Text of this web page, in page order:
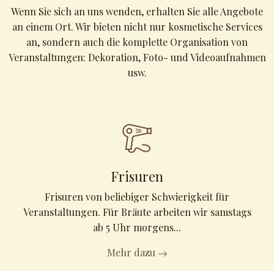
Wenn Sie sich an uns wenden, erhalten Sie alle Angebote
an einem Ort. Wir bieten nicht nur kosmetische Services
an, sondern auch die komplette Organisation von
Veranstaltungen: Dekoration, Foto- und Videoaufnahmen
usw.
Frisuren
Frisuren von beliebiger Schwierigkeit für
Veranstaltungen. Für Bräute arbeiten wir samstags
ab 5 Uhr morgens...
Mehr dazu